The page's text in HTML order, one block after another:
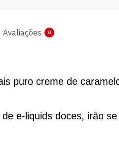
Avaliações 0
puro creme de
e-liquids doces, irão